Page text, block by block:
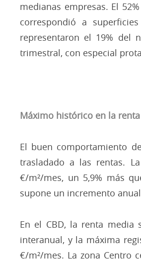
medianas empresas. El
correspondió a
representaron el 19% del
trimestral, con especial
Máximo histórico en la
El buen comportamiento
trasladado a las rentas.
€/m²/mes, un 5,9% más
supone un incremento
​En el CBD, la renta media
interanual, y la máxima
€/m²/mes. La zona Centro